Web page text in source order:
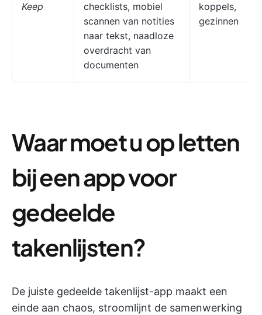
Keep
checklists, mobiel
scannen van notities
naar tekst, naadloze
overdracht van
documenten
koppels,
gezinnen
Waar moet u op letten
bij een app voor
gedeelde
takenlijsten?
De juiste gedeelde takenlijst-app maakt een
einde aan chaos, stroomlijnt de samenwerking